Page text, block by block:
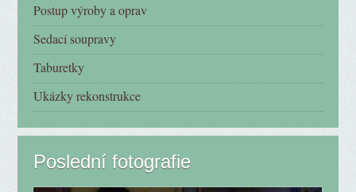
Postup výroby a oprav
Sedací soupravy
Taburetky
Ukázky rekonstrukce
Poslední fotografie